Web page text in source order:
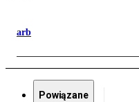
arb
Powiązane